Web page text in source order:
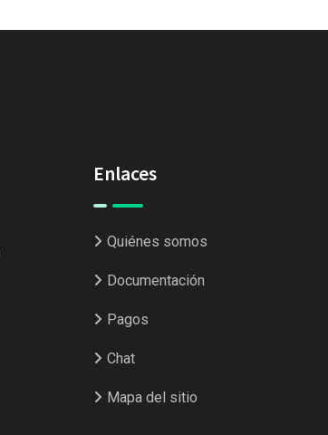
Enlaces
Quiénes somos
Documentación
Pagos
Chat
Mapa del sitio